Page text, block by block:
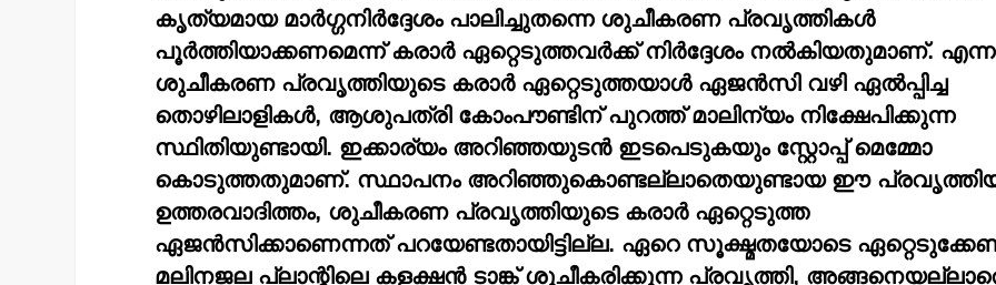
കൃത്യമായ മാര്‍ഗ്ഗനിര്‍ദ്ദേശം പാലിച്ചുതന്നെ ശുചീകരണ പ്രവൃത്തികള്‍
പൂര്‍ത്തിയാക്കണമെന്ന് കരാര്‍ ഏറ്റെടുത്തവര്‍ക്ക് നിര്‍ദ്ദേശം നല്‍കിയതുമാണ്.
ശുചീകരണ പ്രവൃത്തിയുടെ കരാര്‍ ഏറ്റെടുത്തയാള്‍ ഏജന്‍സി വഴി ഏല്‍പ്പിച്ച
തൊഴിലാളികള്‍, ആശുപത്രി കോംപൗണ്ടിന് പുറത്ത് മാലിന്യം നിക്ഷേപിക്കുന്ന
സ്ഥിതിയുണ്ടായി. ഇക്കാര്യം അറിഞ്ഞയുടന്‍ ഇടപെടുകയും സ്റ്റോപ്പ് മെമ്മോ
കൊടുത്തതുമാണ്. സ്ഥാപനം അറിഞ്ഞുകൊണ്ടല്ലാതെയുണ്ടായ ഈ
ഉത്തരവാദിത്തം, ശുചീകരണ പ്രവൃത്തിയുടെ കരാര്‍ ഏറ്റെടുത്ത
ഏജന്‍സിക്കാണെന്നത് പറയേണ്ടതായിട്ടില്ല. ഏറെ സൂക്ഷ്മതയോടെ
മലിനജല പ്ലാന്റിലെ കളക്ഷന്‍ ടാങ്ക് ശുചീകരിക്കുന്ന പ്രവൃത്തി,